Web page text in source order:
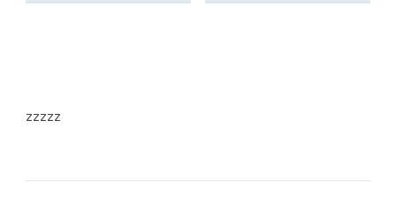
zzzzz